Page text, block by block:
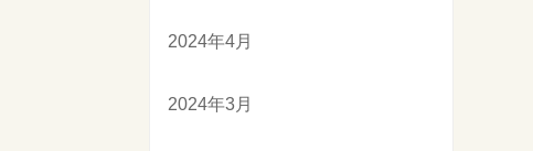
2024年4月
2024年3月